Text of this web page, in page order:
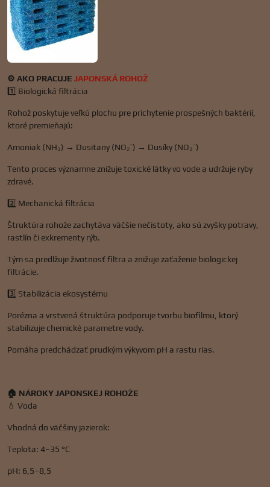
⚙️ AKO PRACUJE JAPONSKÁ ROHOŽ
1️⃣ Biologická filtrácia
Rohož poskytuje veľkú plochu pre prichytenie prospešných baktérií,
ktoré premieňajú:
Amoniak (NH₃) → Dusitany (NO₂⁻) → Dusíky (NO₃⁻)
Tento proces významne znižuje toxické látky vo vode a udržuje ryby
zdravé.
2️⃣ Mechanická filtrácia
Štruktúra rohože zachytáva väčšie nečistoty, ako sú zvyšky potravy,
rastlín či exkrementy rýb.
Tým sa predlžuje životnosť filtra a znižuje zaťaženie biologickej
filtrácie.
3️⃣ Stabilizácia ekosystému
Porézna a vrstvená štruktúra podporuje tvorbu biofilmu, ktorý
stabilizuje chemické parametre vody.
Pomáha predchádzať prudkým výkyvom pH a rastu rias.
🏠 NÁROKY JAPONSKEJ ROHOŽE
💧 Voda
Vhodná do väčšiny jazierok:
Teplota: 4–35 °C
pH: 6,5–8,5